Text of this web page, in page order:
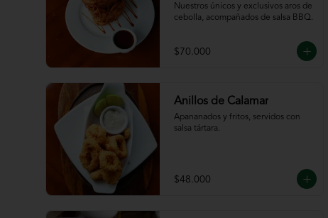
Nuestros únicos y exclusivos aros de
cebolla, acompañados de salsa BBQ.
$70.000
Anillos de Calamar
Apananados y fritos, servidos con
salsa tártara.
$48.000